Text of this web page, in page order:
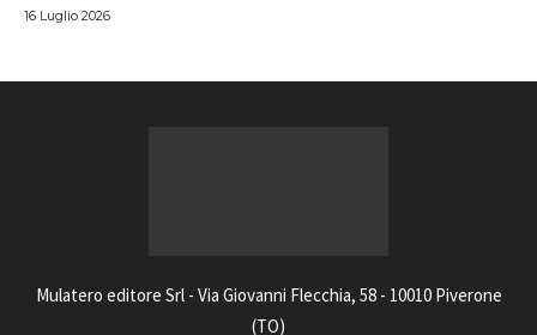
16 Luglio 2026
Mulatero editore Srl - Via Giovanni Flecchia, 58 - 10010 Piverone
(TO)